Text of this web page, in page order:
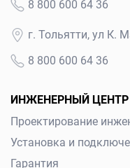
8 800 600 64 36
г. Тольятти, ул К.
8 800 600 64 36
ИНЖЕНЕРНЫЙ ЦЕНТР
Проектирование
Установка и
Гарантия